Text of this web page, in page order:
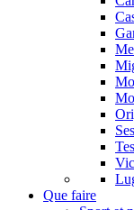
Que faire